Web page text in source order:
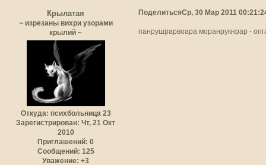
ПоделитьсяСр, 30 Мар 2011
Крылатая
~ изрезаны вихри узорами
крылий ~
Откуда: психбольница 23
Зарегистрирован: Чт, 21 Окт
2010
Приглашений: 0
Сообщений: 125
Уважение: +3
панрушрарвоара моранрукнрар -